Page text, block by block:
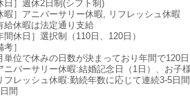
日］週休2日制(シフト制)
暇］アニバーサリー休暇, リフレッシュ休暇
給休暇は法定通り支給
間休日］選択制（110日、120日）
考］
位で休みの日数が決まっており年間で120
ニバーサリー休暇:結婚記念日（1日）、お子
フレッシュ休暇:勤続年数に応じて連続3-5
間